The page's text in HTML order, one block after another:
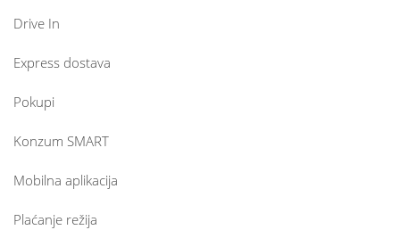
Drive In
Express dostava
Pokupi
Konzum SMART
Mobilna aplikacija
Plaćanje režija